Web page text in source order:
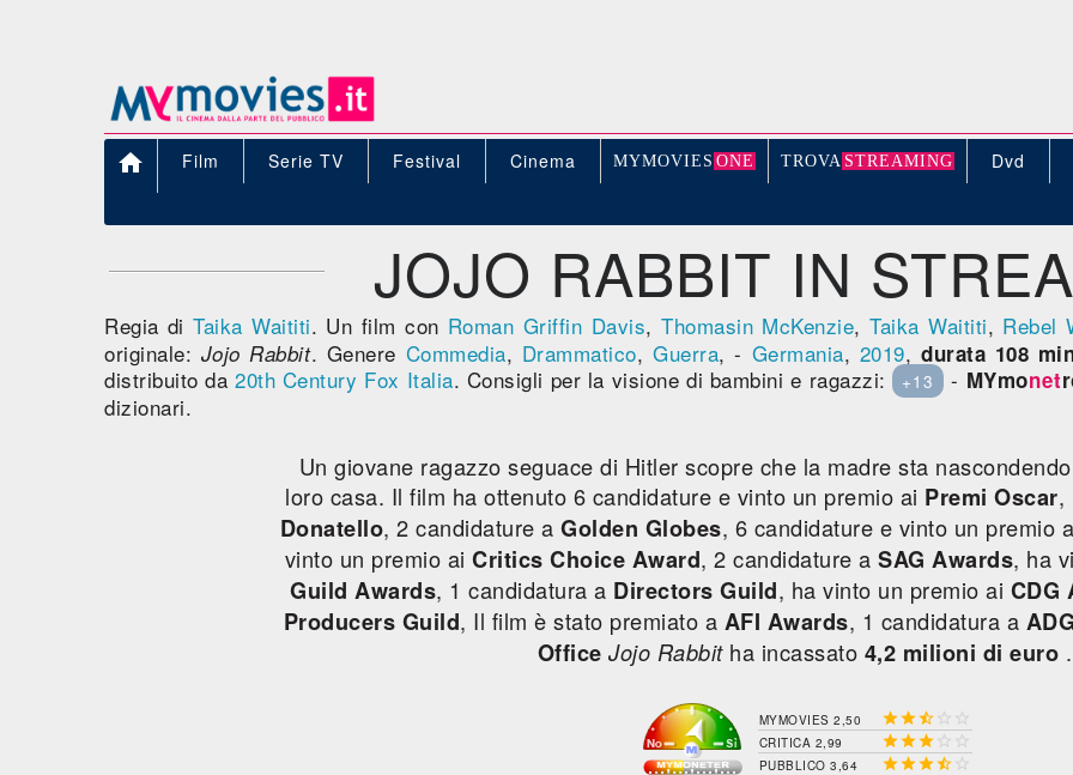
 Film Serie TV Festival Cinema MYMOVIE S ONE TROVA STREAMING Dvd
JOJO RABBIT IN
Regia diTaika Waititi. Un film con Roman Griffin Davis,Thomasin McKenzie,Taika Waititi, Rebel
originale: Jojo Rabbit. Genere Commedia, Drammatico, Guerra, - Germania, 2019, durata 108
distribuito da20th Century Fox Italia. Consigli per la visione di bambini e ragazzi: +13 - MYmonet
dizionari.
Un giovane ragazzo seguace di Hitler scopre che la madre sta
loro casa. Il film ha ottenuto 6 candidature e vinto un premio ai Premi Oscar,
Donatello, 2 candidature aGolden Globes, 6 candidature e vinto un premio
vinto un premio aiCritics Choice Award, 2 candidature aSAG Awards, ha
Guild Awards, 1 candidatura a Directors Guild, ha vinto un premio ai CDG
Producers Guild, Il film è stato premiato a AFI Awards, 1 candidatura a
Office Jojo Rabbitha incassato 4,2 milioni di euro .
MYMOVIES 2,50   
CRITICA 2,99   
PUBBLICO 3,64  